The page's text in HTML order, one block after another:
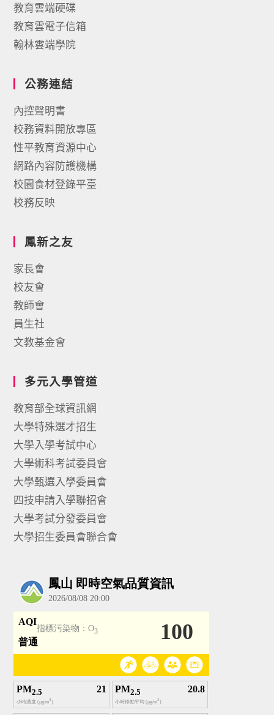
教育雲端硬碟
教育雲電子信箱
翰林雲端學院
公務連結
內控聲明書
校務資料開放專區
性平教育資源中心
網路內容防護機構
校園食材登錄平臺
校務反映
鳳新之友
家長會
校友會
教師會
員生社
文教基金會
多元入學管道
教育部全球資訊網
大學特殊選才招生
大學入學考試中心
大學術科考試委員會
大學甄選入學委員會
四技申請入學聯招會
大學考試分發委員會
大學招生委員會聯合會